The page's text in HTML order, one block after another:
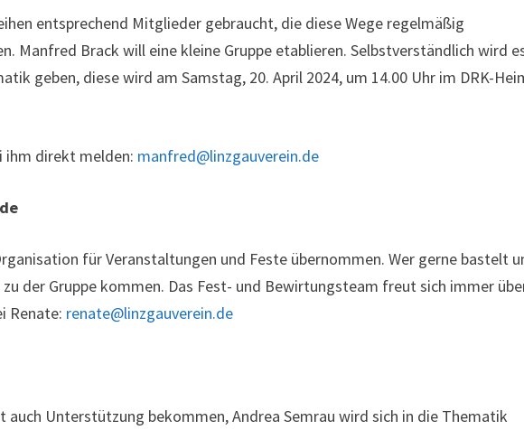
entsprechend Mitglieder gebraucht, die diese Wege regelmäßig
Manfred Brack will eine kleine Gruppe etablieren. Selbstverständlich wird
geben, diese wird am Samstag, 20. April 2024, um 14.00 Uhr im DRK-
ihm direkt melden: manfred@linzgauverein.de
für Veranstaltungen und Feste übernommen. Wer gerne bastelt
der Gruppe kommen. Das Fest- und Bewirtungsteam freut sich immer
Renate: renate@linzgauverein.de
Unterstützung bekommen, Andrea Semrau wird sich in die Thematik